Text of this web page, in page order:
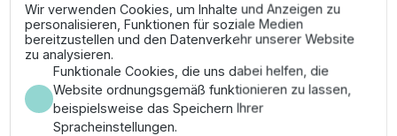
Gewitterneigung ist dieser Schutz unerlässlich, um
teure Platinenschäden am Steuergerät oder an den
Magnetventilen zu vermeiden. Es leitet gefährliche
Spannungsspitzen kontrolliert in das Erdreich ab und
erhöht so die Systemverfügbarkeit massiv.
Wichtigste Merkmale
Wir verwenden Cookies, um Inhalte und Anzeigen zu
personalisieren, Funktionen für soziale Medien
bereitzustellen und den Datenverkehr unserer Website
zu analysieren.
Funktionale Cookies, die uns dabei helfen, die
Website ordnungsgemäß funktionieren zu lassen,
beispielsweise das Speichern Ihrer
Spracheinstellungen.